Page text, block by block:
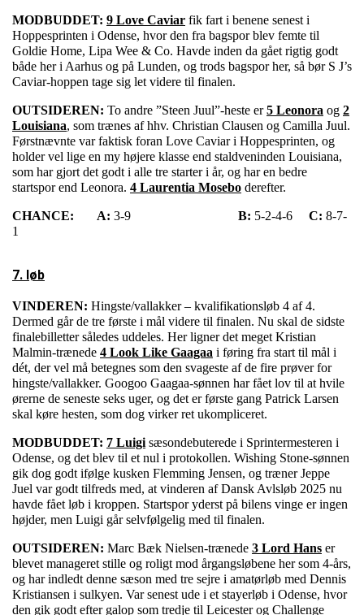
MODBUDDET: 9 Love Caviar fik fart i benene senest i
Hoppesprinten i Odense, hvor den fra bagspor blev femte til
Goldie Home, Lipa Wee & Co. Havde inden da gået rigtig godt
både her i Aarhus og på Lunden, og trods bagspor her, så bør S J’s
Caviar-hoppen tage sig let videre til finalen.
OUTSIDEREN: To andre ”Steen Juul”-heste er5 Leonora og 2
Louisiana, som trænes af hhv. Christian Clausen og Camilla Juul.
Førstnævnte var faktisk foran Love Caviar i Hoppesprinten, og
holder vel lige en my højere klasse end staldveninden Louisiana,
som har gjort det godt i alle tre starter i år, og har en bedre
startspor end Leonora. 4 Laurentia Mosebo derefter.
CHANCE: A: 3-9 B: 5-2-4-6 C: 8-7-
1
7. løb
VINDEREN: Hingste/vallakker – kvalifikationsløb 4 af 4.
Dermed går de tre første i mål videre til finalen. Nu skal de sidste
finalebilletter således uddeles. Her ligner det meget Kristian
Malmin-trænede 4 Look Like Gaagaa i føring fra start til mål i
dét, der vel må betegnes som den svageste af de fire prøver for
hingste/vallakker. Googoo Gaagaa-sønnen har fået lov til at hvile
ørerne de seneste seks uger, og det er første gang Patrick Larsen
skal køre hesten, som dog virker ret ukompliceret.
MODBUDDET: 7 Luigisæsondebuterede i Sprintermesteren i
Odense, og det blev til et nul i protokollen. Wishing Stone-sønnen
gik dog godt ifølge kusken Flemming Jensen, og træner Jeppe
Juel var godt tilfreds med, at vinderen af Dansk Avlsløb 2025 nu
havde fået løb i kroppen. Startspor yderst på bilens vinge er ingen
højder, men Luigi går selvfølgelig med til finalen.
OUTSIDEREN: Marc Bæk Nielsen-trænede 3 Lord Hans er
blevet manageret stille og roligt mod årgangsløbene her som 4-års,
og har indledt denne sæson med tre sejre i amatørløb med Dennis
Kristiansen i sulkyen. Var senest ude i et stayerløb i Odense, hvor
den gik godt efter galop som tredje til Leicester og Challenge